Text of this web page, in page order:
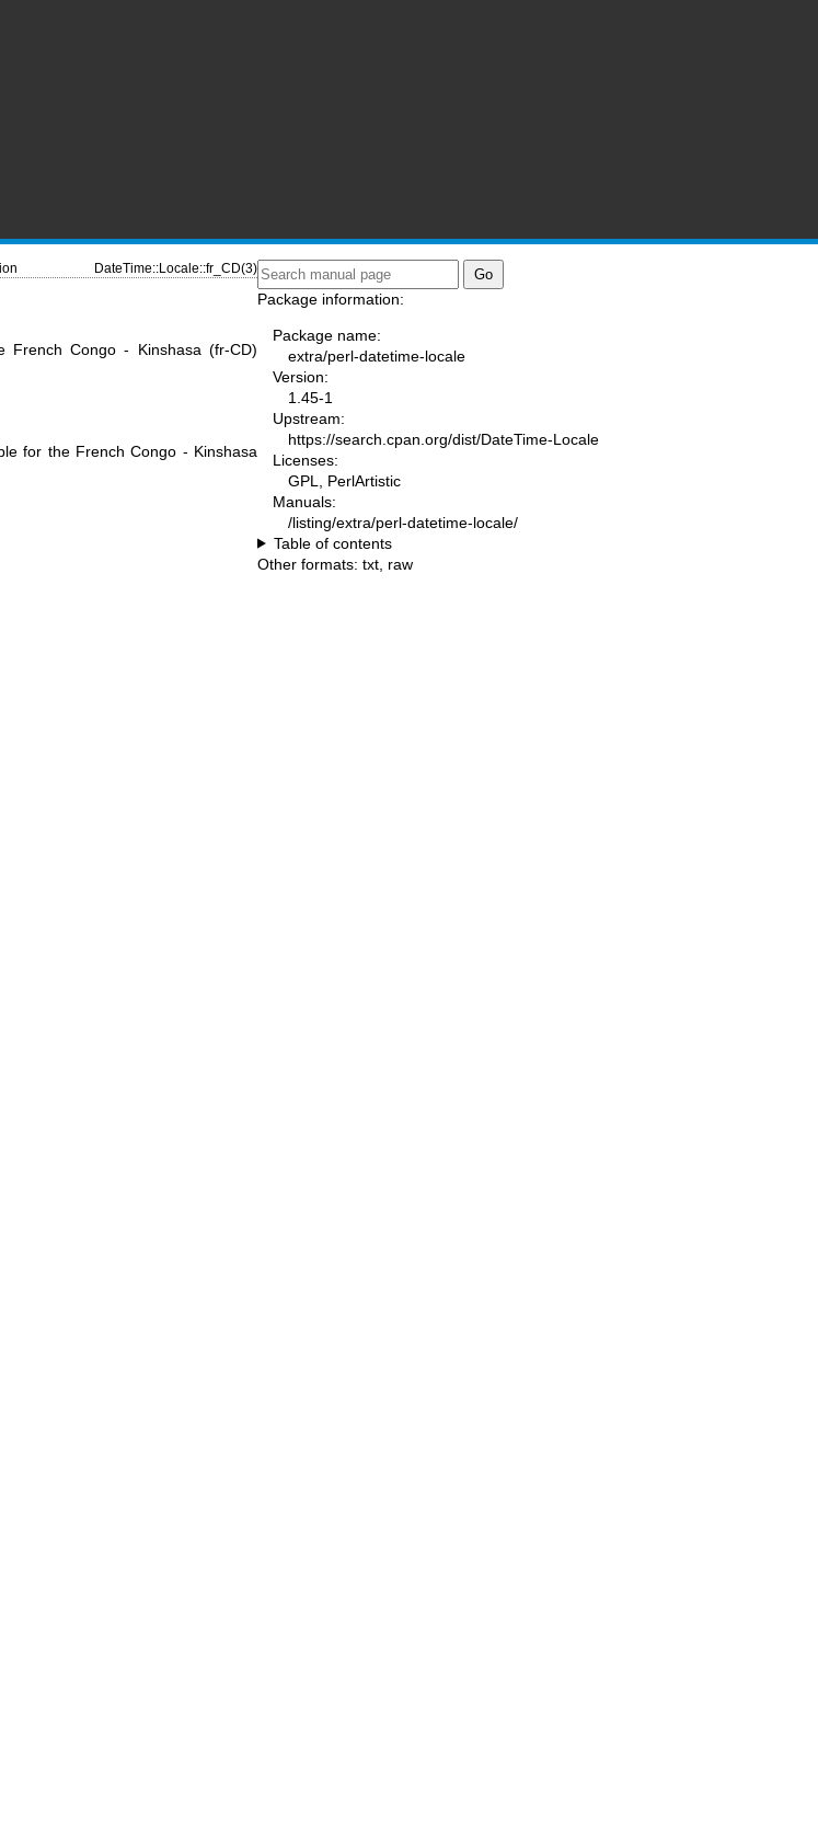
DateTime::Locale::fr_CD(3)
French Congo - Kinshasa (fr-CD)
for the French Congo - Kinshasa
Package information:
Package name:
extra/perl-datetime-locale
Version:
1.45-1
Upstream:
https://search.cpan.org/dist/DateTime-Locale
Licenses:
GPL, PerlArtistic
Manuals:
/listing/extra/perl-datetime-locale/
Table of contents
Other formats: txt raw